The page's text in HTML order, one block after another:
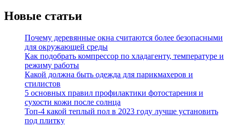
Новые статьи
Почему деревянные окна считаются более безопасными
для окружающей среды
Как подобрать компрессор по хладагенту, температуре и
режиму работы
Какой должна быть одежда для парикмахеров и
стилистов
5 основных правил профилактики фотостарения и
сухости кожи после солнца
Топ-4 какой теплый пол в 2023 году лучше установить
под плитку